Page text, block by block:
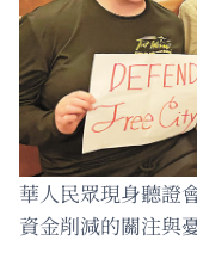
華人民眾現身聽證
資金削減的關注與